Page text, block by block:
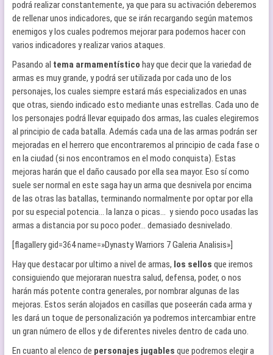
podrá realizar constantemente, ya que para su activación deberemos
de rellenar unos indicadores, que se irán recargando según matemos
enemigos y los cuales podremos mejorar para podernos hacer con
varios indicadores y realizar varios ataques.
Pasando al tema armamentístico hay que decir que la variedad de
armas es muy grande, y podrá ser utilizada por cada uno de los
personajes, los cuales siempre estará más especializados en unas
que otras, siendo indicado esto mediante unas estrellas. Cada uno de
los personajes podrá llevar equipado dos armas, las cuales elegiremos
al principio de cada batalla. Además cada una de las armas podrán ser
mejoradas en el herrero que encontraremos al principio de cada fase o
en la ciudad (si nos encontramos en el modo conquista). Estas
mejoras harán que el daño causado por ella sea mayor. Eso sí como
suele ser normal en este saga hay un arma que desnivela por encima
de las otras las batallas, terminando normalmente por optar por ella
por su especial potencia… la lanza o picas… y siendo poco usadas las
armas a distancia por su poco poder… demasiado desnivelado.
[flagallery gid=364 name=»Dynasty Warriors 7 Galeria Analisis»]
Hay que destacar por ultimo a nivel de armas, los sellos que iremos
consiguiendo que mejoraran nuestra salud, defensa, poder, o nos
harán más potente contra generales, por nombrar algunas de las
mejoras. Estos serán alojados en casillas que poseerán cada arma y
les dará un toque de personalización ya podremos intercambiar entre
un gran número de ellos y de diferentes niveles dentro de cada uno.
En cuanto al elenco de personajes jugables que podremos elegir a